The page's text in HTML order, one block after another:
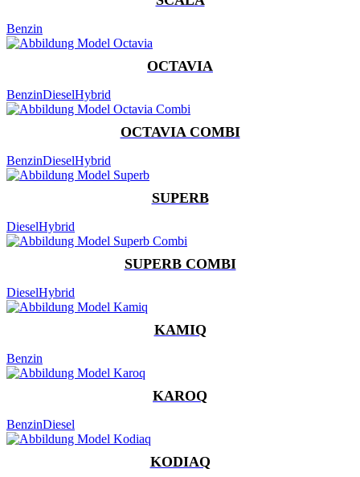
Benzin
OCTAVIA
BenzinDieselHybrid
OCTAVIA COMBI
BenzinDieselHybrid
SUPERB
DieselHybrid
SUPERB COMBI
DieselHybrid
KAMIQ
Benzin
KAROQ
BenzinDiesel
KODIAQ